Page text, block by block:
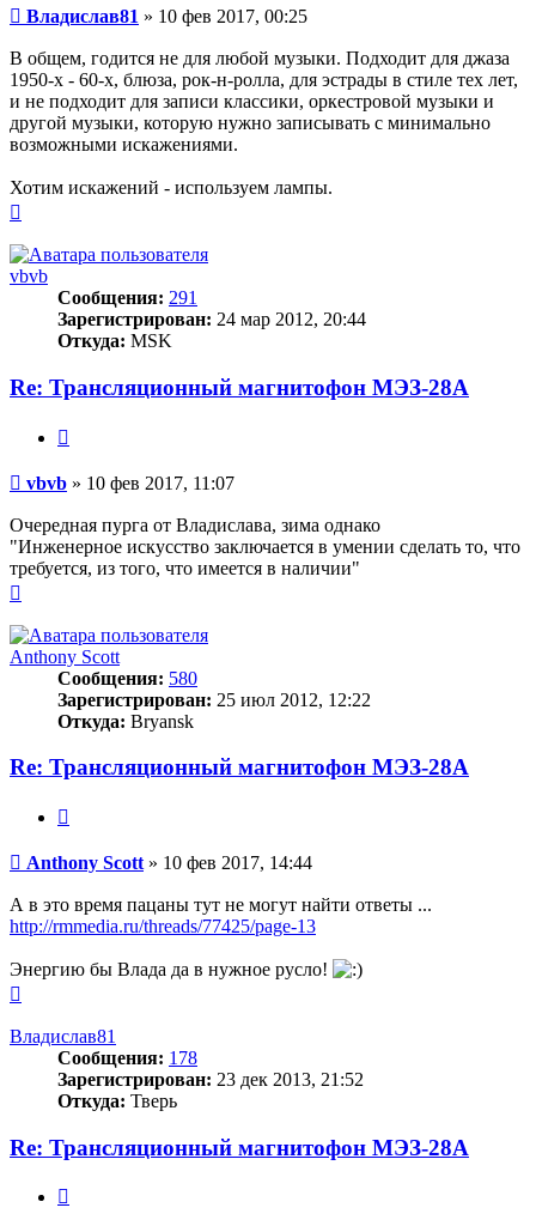
Сообщение
Владислав81 » 10 фев 2017, 00:25
В общем, годится не для любой музыки. Подходит для джаза
1950-х - 60-х, блюза, рок-н-ролла, для эстрады в стиле тех лет,
и не подходит для записи классики, оркестровой музыки и
другой музыки, которую нужно записывать с минимально
возможными искажениями.
Хотим искажений - используем лампы.
началу
vbvb
Сообщения: 291
Зарегистрирован: 24 мар 2012, 20:44
Откуда: MSK
Re: Трансляционный магнитофон МЭЗ-28А
Сообщение
vbvb » 10 фев 2017, 11:07
Очередная пурга от Владислава, зима однако
"Инженерное искусство заключается в умении сделать то, что
требуется, из того, что имеется в наличии"
началу
Anthony Scott
Сообщения: 580
Зарегистрирован: 25 июл 2012, 12:22
Откуда: Bryansk
Re: Трансляционный магнитофон МЭЗ-28А
Сообщение
Anthony Scott » 10 фев 2017, 14:44
А в это время пацаны тут не могут найти ответы ...
http://rmmedia.ru/threads/77425/page-13
Энергию бы Влада да в нужное русло!
началу
Владислав81
Сообщения: 178
Зарегистрирован: 23 дек 2013, 21:52
Откуда: Тверь
Re: Трансляционный магнитофон МЭЗ-28А